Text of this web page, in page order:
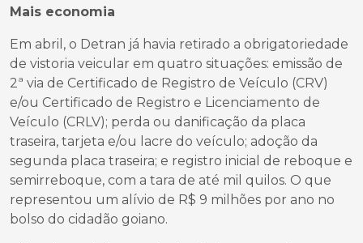
Mais economia
Em abril, o Detran já havia retirado a obrigatoriedade
de vistoria veicular em quatro situações: emissão de
2ª via de Certificado de Registro de Veículo (CRV)
e/ou Certificado de Registro e Licenciamento de
Veículo (CRLV); perda ou danificação da placa
traseira, tarjeta e/ou lacre do veículo; adoção da
segunda placa traseira; e registro inicial de reboque e
semirreboque, com a tara de até mil quilos. O que
representou um alívio de R$ 9 milhões por ano no
bolso do cidadão goiano.